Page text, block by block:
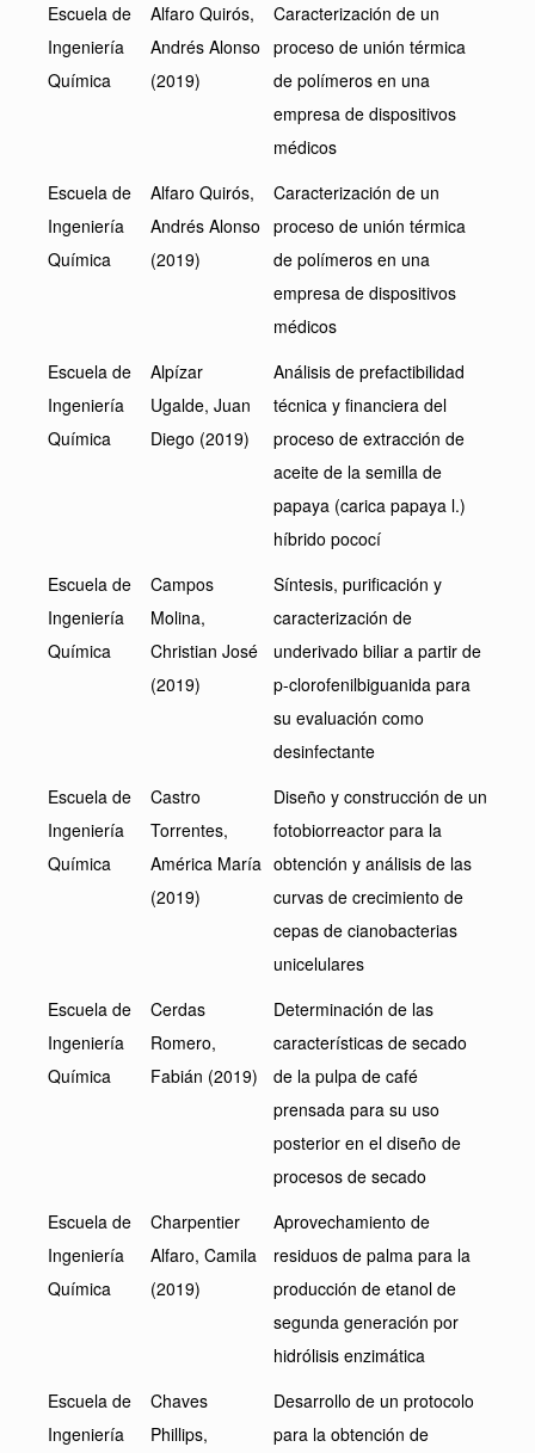
Escuela de
Ingeniería
Química
Alfaro Quirós,
Andrés Alonso
(2019)
Caracterización de un
proceso de unión térmica
de polímeros en una
empresa de dispositivos
médicos
Escuela de
Ingeniería
Química
Alfaro Quirós,
Andrés Alonso
(2019)
Caracterización de un
proceso de unión térmica
de polímeros en una
empresa de dispositivos
médicos
Escuela de
Ingeniería
Química
Alpízar
Ugalde, Juan
Diego (2019)
Análisis de prefactibilidad
técnica y financiera del
proceso de extracción de
aceite de la semilla de
papaya (carica papaya l.)
híbrido pococí
Escuela de
Ingeniería
Química
Campos
Molina,
Christian José
(2019)
Síntesis, purificación y
caracterización de
underivado biliar a partir de
p-clorofenilbiguanida para
su evaluación como
desinfectante
Escuela de
Ingeniería
Química
Castro
Torrentes,
América María
(2019)
Diseño y construcción de un
fotobiorreactor para la
obtención y análisis de las
curvas de crecimiento de
cepas de cianobacterias
unicelulares
Escuela de
Ingeniería
Química
Cerdas
Romero,
Fabián (2019)
Determinación de las
características de secado
de la pulpa de café
prensada para su uso
posterior en el diseño de
procesos de secado
Escuela de
Ingeniería
Química
Charpentier
Alfaro, Camila
(2019)
Aprovechamiento de
residuos de palma para la
producción de etanol de
segunda generación por
hidrólisis enzimática
Escuela de
Ingeniería
Chaves
Phillips,
Desarrollo de un protocolo
para la obtención de